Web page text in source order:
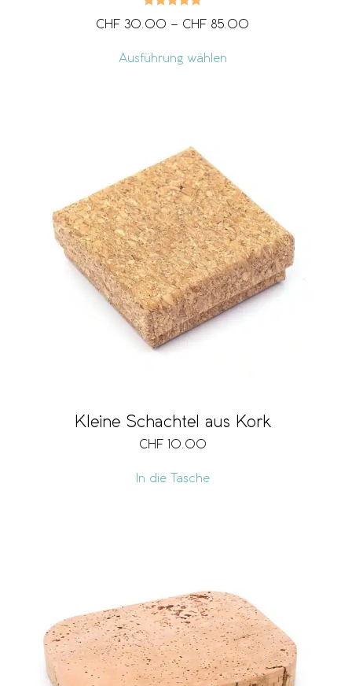
CHF 30.00 – CHF 85.00
Ausführung wählen
Kleine Schachtel aus Kork
CHF 10.00
In die Tasche